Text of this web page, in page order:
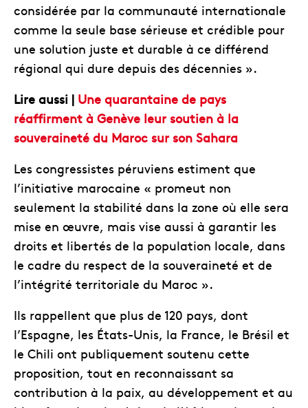
considérée par la communauté internationale
comme la seule base sérieuse et crédible pour
une solution juste et durable à ce différend
régional qui dure depuis des décennies ».
Lire aussi | Une quarantaine de pays
réaffirment à Genève leur soutien à la
souveraineté du Maroc sur son Sahara
Les congressistes péruviens estiment que
l’initiative marocaine « promeut non
seulement la stabilité dans la zone où elle sera
mise en œuvre, mais vise aussi à garantir les
droits et libertés de la population locale, dans
le cadre du respect de la souveraineté et de
l’intégrité territoriale du Maroc ».
Ils rappellent que plus de 120 pays, dont
l’Espagne, les États-Unis, la France, le Brésil et
le Chili ont publiquement soutenu cette
proposition, tout en reconnaissant sa
contribution à la paix, au développement et au